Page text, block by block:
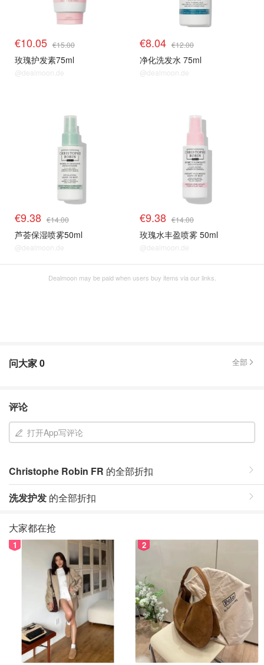
€10.05 €15.00
玫瑰护发素75ml
@dealmoon.de
€8.04 €12.00
净化洗发水 75ml
@dealmoon.de
€9.38 €14.00
芦荟保湿喷雾50ml
@dealmoon.de
€9.38 €14.00
玫瑰水丰盈喷雾 50ml
@dealmoon.de
Dealmoon may be paid when users buy items via our links.
问大家0 全部
评论
打开App写评论
Christophe Robin FR 的全部折扣
洗发护发 的全部折扣
大家都在抢
1 2